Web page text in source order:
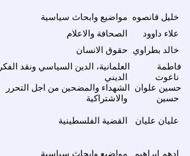
مواضيع وابحاث سياسية خليل قانصوه
الصحافة والاعلام
علاء داوود
حقوق الانسان خالد بطراوي
العلمانية، الدين السياسي ونقد الفكر
الديني
فاطمة
ناعوت
الشهداء والمضحين من اجل التحرر
والاشتراكية
حسين علوان
حسين
القضية الفلسطينية عليان عليان
مواضيع وابحاث سياسية ادهم ابراهيم